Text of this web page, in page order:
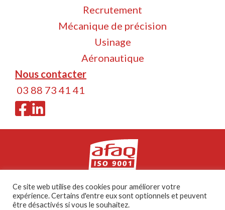
Recrutement
Mécanique de précision
Usinage
Aéronautique
Nous contacter
03 88 73 41 41
ALM Méca - 2026 -Mentions légales
Ce site est protégé par reCAPTCHA et Google
Ce site web utilise des cookies pour améliorer votre
expérience. Certains d'entre eux sont optionnels et peuvent
être désactivés si vous le souhaitez.